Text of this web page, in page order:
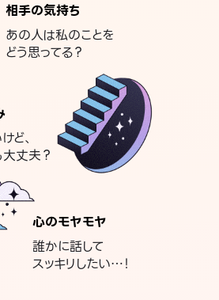
相手の気持ち
あの人は私のことを
どう思ってる？
ど、
丈夫？
心のモヤモヤ
誰かに話して
スッキリしたい…！